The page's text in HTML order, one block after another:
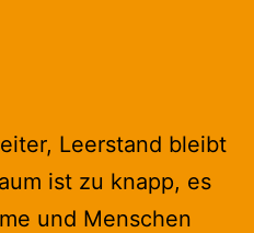
Leerstand bleibt
ist zu knapp, es
und Menschen